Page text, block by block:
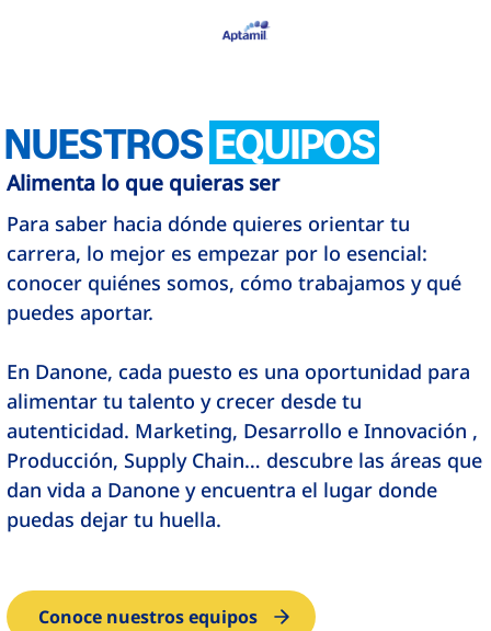
NUESTROS EQUIPOS
Alimenta lo que quieras ser
Para saber hacia dónde quieres orientar tu
carrera, lo mejor es empezar por lo esencial:
conocer quiénes somos, cómo trabajamos y qué
puedes aportar.
En Danone, cada puesto es una oportunidad para
alimentar tu talento y crecer desde tu
autenticidad. Marketing, Desarrollo e Innovación ,
Producción, Supply Chain… descubre las áreas que
dan vida a Danone y encuentra el lugar donde
puedas dejar tu huella.
Conoce nuestros equipos